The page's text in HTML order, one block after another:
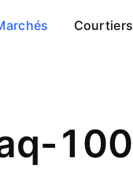
Courtiers